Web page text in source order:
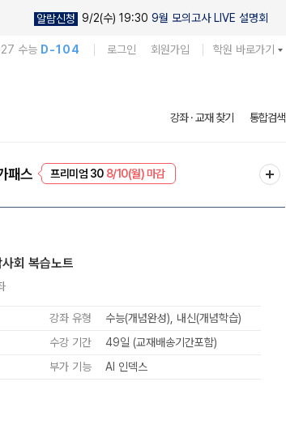
알람신청 9/2(수) 19:30 9월 모의고사 LIVE 설명회
수능 D-104 로그인 회원가입 학원 바로가기
강좌 · 교재 찾기 통합검색
패스
프리미엄 30 8/10(월) 마감
회 복습노트
강좌 유형
수능(개념완성), 내신(개념학습)
수강 기간
49일 (교재배송기간포함)
부가 기능 AI 인덱스